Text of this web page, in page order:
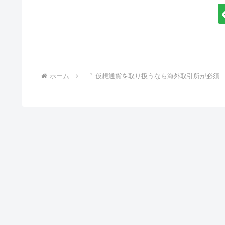
ホーム 仮想通貨を取り扱うなら海外取引所が必須